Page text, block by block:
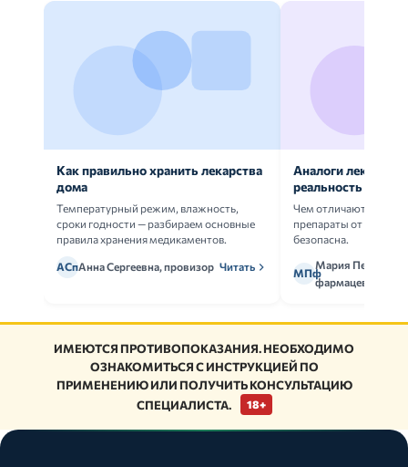
Как правильно хранить лекарства
дома
Температурный режим, влажность,
сроки годности — разбираем основные
правила хранения медикаментов.
АСпАнна Сергеевна, провизор Читать
Аналоги
реальность
Чем отличаются
препараты от
безопасна.
МПф
Мария Петрова,
фармацевт
ИМЕЮТСЯ ПРОТИВОПОКАЗАНИЯ. НЕОБХОДИМО
ОЗНАКОМИТЬСЯ С ИНСТРУКЦИЕЙ ПО
ПРИМЕНЕНИЮ ИЛИ ПОЛУЧИТЬ КОНСУЛЬТАЦИЮ
СПЕЦИАЛИСТА.
18+